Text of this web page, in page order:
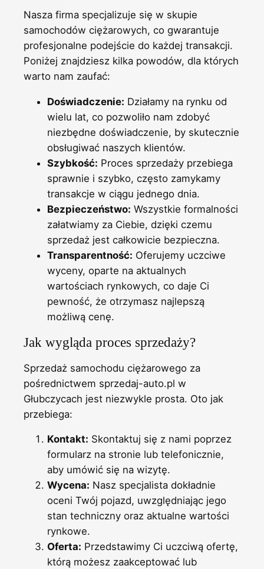
Nasza firma specjalizuje się w skupie
samochodów ciężarowych, co gwarantuje
profesjonalne podejście do każdej transakcji.
Poniżej znajdziesz kilka powodów, dla których
warto nam zaufać:
Doświadczenie: Działamy na rynku od
wielu lat, co pozwoliło nam zdobyć
niezbędne doświadczenie, by skutecznie
obsługiwać naszych klientów.
Szybkość: Proces sprzedaży przebiega
sprawnie i szybko, często zamykamy
transakcje w ciągu jednego dnia.
Bezpieczeństwo: Wszystkie formalności
załatwiamy za Ciebie, dzięki czemu
sprzedaż jest całkowicie bezpieczna.
Transparentność: Oferujemy uczciwe
wyceny, oparte na aktualnych
wartościach rynkowych, co daje Ci
pewność, że otrzymasz najlepszą
możliwą cenę.
Jak wygląda proces sprzedaży?
Sprzedaż samochodu ciężarowego za
pośrednictwem sprzedaj-auto.pl w
Głubczycach jest niezwykle prosta. Oto jak
przebiega:
Kontakt: Skontaktuj się z nami poprzez
formularz na stronie lub telefonicznie,
aby umówić się na wizytę.
Wycena: Nasz specjalista dokładnie
oceni Twój pojazd, uwzględniając jego
stan techniczny oraz aktualne wartości
rynkowe.
Oferta: Przedstawimy Ci uczciwą ofertę,
którą możesz zaakceptować lub